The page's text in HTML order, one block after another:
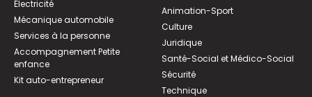
Électricité
Mécanique automobile
Services à la personne
Accompagnement Petite
enfance
Kit auto-entrepreneur
Animation-Sport
Culture
Juridique
Santé-Social et Médico-Social
Sécurité
Technique